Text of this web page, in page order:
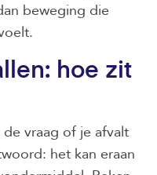
beweging die
hoe zit
vraag of je afvalt
het kan eraan